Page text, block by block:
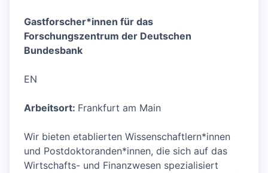
Gastforscher*innen für das
Forschungszentrum der Deutschen
Bundesbank
EN
Arbeitsort: Frankfurt am Main
Wir bieten etablierten Wissenschaftlern*innen
und Postdoktoranden*innen, die sich auf das
Wirtschafts- und Finanzwesen spezialisiert